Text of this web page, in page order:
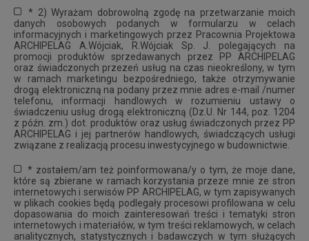
* 2) Wyrażam dobrowolną zgodę na przetwarzanie moich
danych osobowych podanych w formularzu w celach
informacyjnych i marketingowych przez Pracownia Projektowa
ARCHIPELAG A.Wójciak, R.Wójciak Sp. J. polegających na
promocji produktów sprzedawanych przez PP ARCHIPELAG
oraz świadczonych przezeń usług na czas nieokreślony, w tym
w ramach marketingu bezpośredniego, także otrzymywanie
drogą elektroniczną na podany przez mnie adres e-mail /numer
telefonu, informacji handlowych w rozumieniu ustawy o
świadczeniu usług drogą elektroniczną (Dz.U. Nr 144, poz. 1204
z późn. zm.) dot. produktów oraz usług świadczonych przez PP
ARCHIPELAG i jej partnerów handlowych, świadczących usługi
związane z realizacją procesu inwestycyjnego w budownictwie.
* zostałem/am też poinformowana/y o tym, że moje dane,
które są zbierane w ramach korzystania przeze mnie ze stron
internetowych i serwisów PP ARCHIPELAG, w tym zapisywanych
w plikach cookies będą podlegały procesowi profilowana w celu
dopasowania do moich zainteresowań treści i tematyki stron
internetowych i materiałów, w tym treści reklamowych, w celach
analitycznych, statystycznych i badawczych w tym służących